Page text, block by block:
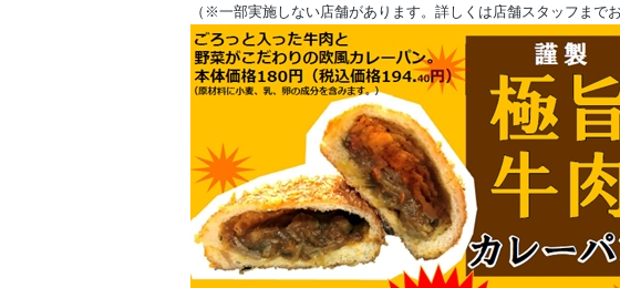
（※一部実施しない店舗があります。詳しくは店舗スタッフまで